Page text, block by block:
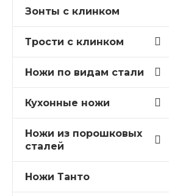
Зонты с клинком
Трости c клинком
Ножи по видам стали
Кухонные ножи
Ножи из порошковых
сталей
Ножи Танто